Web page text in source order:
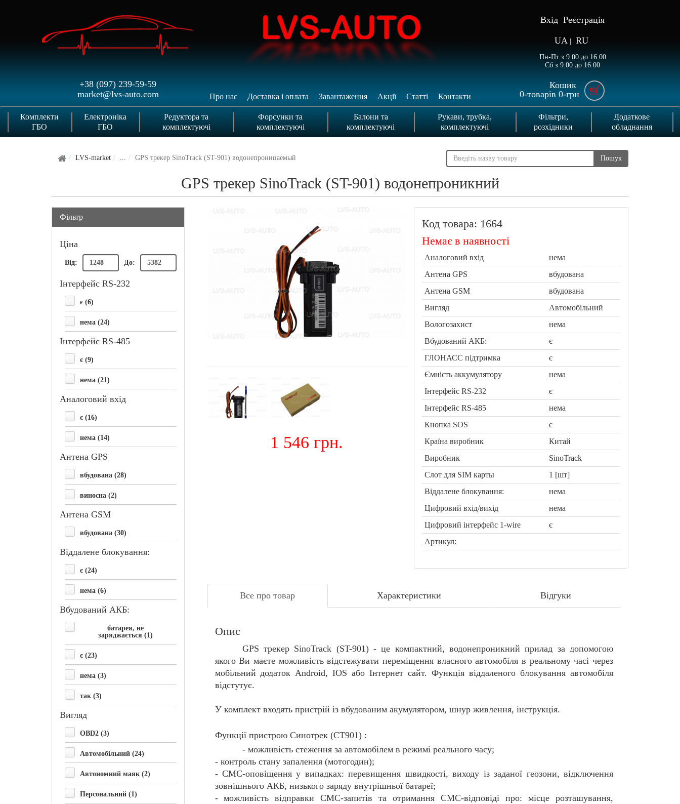
Вхід Реєстрація
UA RU
Пн-Пт з 9.00 до 16.00
Сб з 9.00 до 16.00
+38 (097) 239-59-59
market@lvs-auto.com
Про нас Доставка і оплата Завантаження Акції Статті Контакти
Кошик
0-товарів 0-грн
Комплекти
ГБО
Електроніка
ГБО
Редуктора та
комплектуючі
Форсунки та
комплектуючі
Балони та
комплектуючі
Рукави, трубка,
комплектуючі
Фільтри,
розхідники
Додаткове
обладнання
LVS-market GPS трекер SinoTrack (ST-901) водонепроницаемый Пошук
GPS трекер SinoTrack (ST-901) водонепроникний
Фільтр
Ціна
Від: До:
Інтерфейс RS-232
є (6)
нема (24)
Інтерфейс RS-485
є (9)
нема (21)
Аналоговий вхід
є (16)
нема (14)
Антена GPS
вбудована (28)
виносна (2)
Антена GSM
вбудована (30)
Віддалене блокування:
є (24)
нема (6)
Вбудований АКБ:
батарея, не
заряджається (1)
є (23)
нема (3)
так (3)
Вигляд
OBD2 (3)
Автомобільний (24)
Автономний маяк (2)
Персональний (1)
1 546 грн.
Код товара: 1664
Немає в наявності
Аналоговий вхід
нема
Антена GPS
вбудована
Антена GSM
вбудована
Вигляд
Автомобільний
Вологозахист
нема
Вбудований АКБ:
є
ГЛОНАСС підтримка
є
Ємність аккумулятору
нема
Інтерфейс RS-232
є
Інтерфейс RS-485
нема
Кнопка SOS
є
Країна виробник
Китай
Виробник
SinoTrack
Слот для SIM карты
1 [шт]
Віддалене блокування:
нема
Цифровий вхід/вихід
нема
Цифровий інтерфейс 1-wire
є
Артикул:
Все про товар Характеристики Відгуки
Опис
GPS трекер SinoTrack (ST-901)- це компактний, водонепроникний прилад за допомогою
якого Ви маєте можливість відстежувати переміщення власного автомобіля в реальному часі через
мобільний додаток Android, IOS або Інтернет сайт. Функція віддаленого блокування автомобіля
відстутує.
У комплект входять пристрій із вбудованим акумулятором, шнур живлення, інструкція.
Функції пристрою Синотрек (СТ901) :
- можливість стеження за автомобілем в режимі реального часу;
- контроль стану запалення (мотогодин);
- СМС-оповіщення у випадках: перевищення швидкості, виходу із заданої геозони, відключення
зовнішнього АКБ, низького заряду внутрішньої батареї;
- можливість відправки СМС-запитів та отримання СМС-відповіді про: місце розташування,